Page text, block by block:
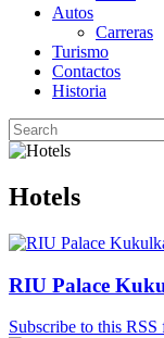
Autos
Carreras
Turismo
Contactos
Historia
Hotels
RIU Palace
Subscribe to this RSS